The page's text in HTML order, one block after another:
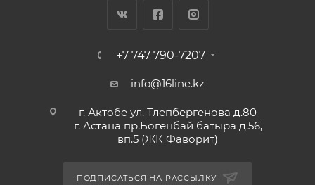
+7 747 790-7207
info@16line.kz
г. Актобе ул. Тлепбергенова д.80
г. Астана пр.Богенбай батыра д.56,
вп.5 (ЖК Фаворит)
ПОДПИСАТЬСЯ НА РАССЫЛКУ